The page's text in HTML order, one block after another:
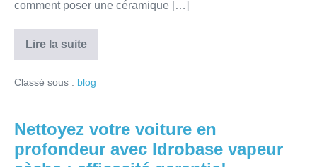
comment poser une céramique […]
Lire la suite
Classé sous : blog
Nettoyez votre voiture en
profondeur avec Idrobase vapeur